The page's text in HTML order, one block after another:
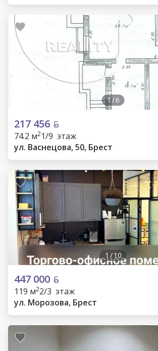
1/6
217 456
74.2 м21/9 этаж
ул. Васнецова, 50, Брест
1 /10
447 000
119 м22/3 этаж
ул. Морозова, Брест